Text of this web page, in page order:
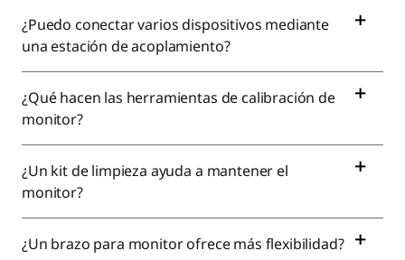
¿Puedo conectar varios dispositivos mediante
una estación de acoplamiento?
¿Qué hacen las herramientas de calibración de
monitor?
¿Un kit de limpieza ayuda a mantener el
monitor?
¿Un brazo para monitor ofrece más flexibilidad?